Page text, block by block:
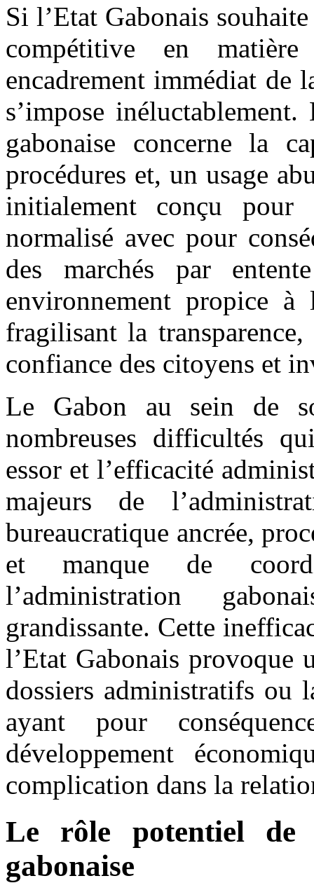
Si l’Etat Gabonais
compétitive en
encadrement immédiat de
s’impose
gabonaise concerne la
procédures et, un usage
initialement conçu pour
normalisé avec pour
des marchés par
environnement propice
fragilisant la
confiance des citoyens et
Le Gabon au sein de
nombreuses difficultés
essor et l’efficacité
majeurs de
bureaucratique ancrée,
et manque de
l’administration
grandissante. Cette
l’Etat Gabonais provoque
dossiers administratifs ou
ayant pour
développement
complication dans la
Le rôle potentiel de
gabonaise